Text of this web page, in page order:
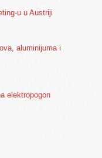
u u Austriji
aluminijuma i
elektropogon